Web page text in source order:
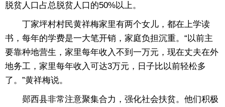
脱贫人口占总脱贫人口的50%以上。
丁家坪村村民黄祥梅家里有两个女儿，都在上学读
书，每年的学费是一大笔开销，家庭负担沉重。“以前主
要靠种地营生，家里每年收入不到一万元，现在丈夫在外
地务工，家里每年收入可达3万元，日子比以前轻松多
了。”黄祥梅说。
郧西县非常注意聚集合力，强化社会扶贫。他们积极